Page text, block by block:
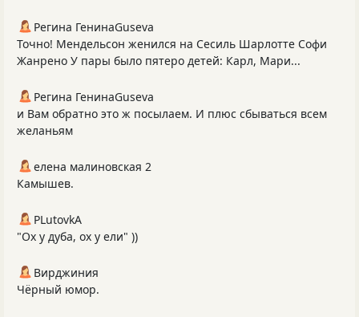
Регина ГенинаGuseva
Точно! Мендельсон женился на Сесиль Шарлотте Софи
Жанрено У пары было пятеро детей: Карл, Мари...
Регина ГенинаGuseva
и Вам обратно это ж посылаем. И плюс сбываться всем
желаньям
елена малиновская 2
Камышев.
PLutоvkА
"Ох у дуба, ох у ели" ))
Вирджиния
Чёрный юмор.